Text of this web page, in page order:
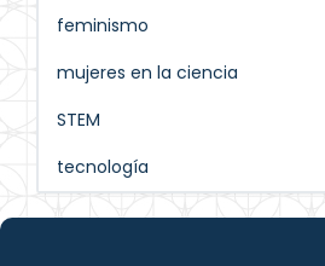
feminismo
mujeres en la ciencia
STEM
tecnología